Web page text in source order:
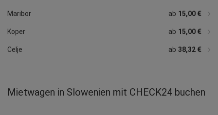
Maribor ab 15,00 €
Koper ab 15,00 €
Celje ab 38,32 €
Mietwagen in Slowenien mit CHECK24 buchen